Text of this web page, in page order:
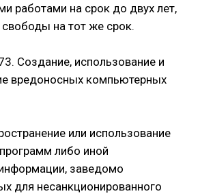
работами на срок до двух лет,
на тот же срок.
Создание, использование и
вредоносных компьютерных
или использование
либо иной
заведомо
для несанкционированного